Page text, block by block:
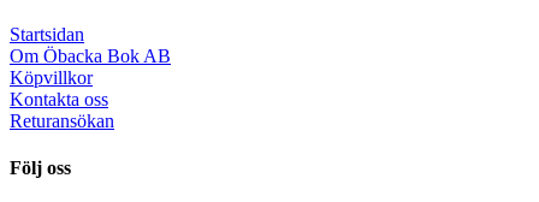
Startsidan
Om Öbacka Bok AB
Köpvillkor
Kontakta oss
Returansökan
Följ oss